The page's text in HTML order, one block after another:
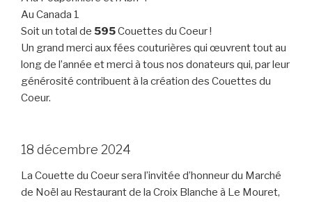
Au Canada 1
Soit un total de 595Couettes du Coeur !
Un grand merci aux fées couturières qui œuvrent tout au
long de l’année et merci à tous nos donateurs qui, par leur
générosité contribuent à la création des Couettes du
Coeur.
18 décembre 2024
La Couette du Coeur sera l’invitée d’honneur du Marché
de Noël au Restaurant de la Croix Blanche à Le Mouret,